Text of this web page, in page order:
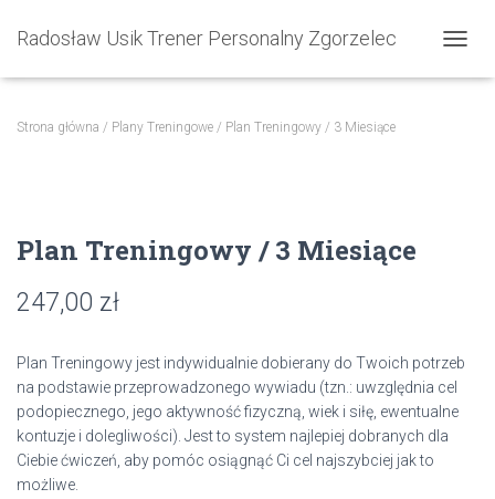
Radosław Usik Trener Personalny Zgorzelec
Strona główna / Plany Treningowe / Plan Treningowy / 3 Miesiące
Plan Treningowy / 3 Miesiące
247,00 zł
Plan Treningowy jest indywidualnie dobierany do Twoich potrzeb
na podstawie przeprowadzonego wywiadu (tzn.: uwzględnia cel
podopiecznego, jego aktywność fizyczną, wiek i siłę, ewentualne
kontuzje i dolegliwości). Jest to system najlepiej dobranych dla
Ciebie ćwiczeń, aby pomóc osiągnąć Ci cel najszybciej jak to
możliwe.